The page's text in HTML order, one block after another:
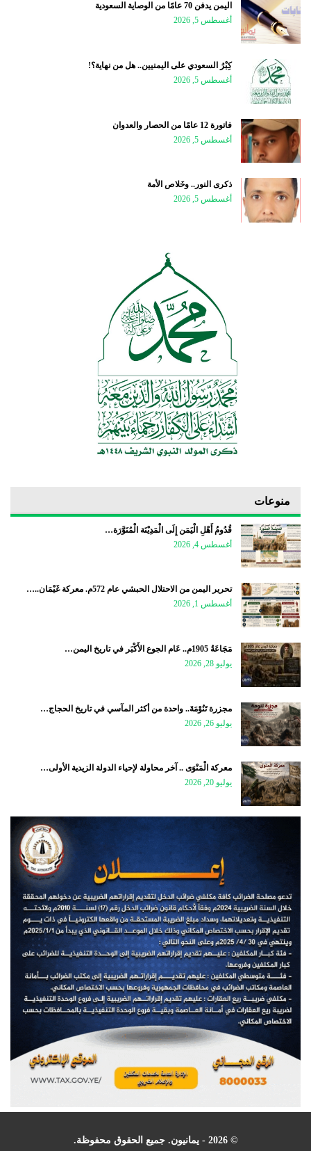
اليمن يدفن 70 عامًا من الوصاية السعودية
أغسطس 5, 2026
كِبْرُ السعودي على اليمنيين.. هل من نهاية؟!
أغسطس 5, 2026
فاتورة 12 عامًا من الحصار والعدوان
أغسطس 5, 2026
ذكرى النور.. وخَلاص الأمة
أغسطس 5, 2026
منوعات
قُدُومُ أَهْلِ الْيَمَن إِلَى الْمَدِيْنَة الْمُنَوَّرَة…
أغسطس 4, 2026
تحرير اليمن من الاحتلال الحبشي عام 572م. معركة غَيْمَان..…
أغسطس 1, 2026
مَجَاعَةُ 1905م.. عَام الجوع الأَكْبَر في تاريخ اليمن…
يوليو 28, 2026
مجزرة تَنُوْمَةَ.. واحدة من أكثر المآسي في تاريخ الحجاج…
يوليو 26, 2026
معركة الْمَنْوَى .. آخر محاولة لإحياء الدولة الزيدية الأولى…
يوليو 20, 2026
© 2026 - يمانيون. جميع الحقوق محفوظة.